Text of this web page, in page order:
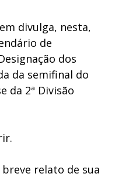
divulga, nesta,
de
dos
da semifinal do
da 2ª Divisão
relato de sua